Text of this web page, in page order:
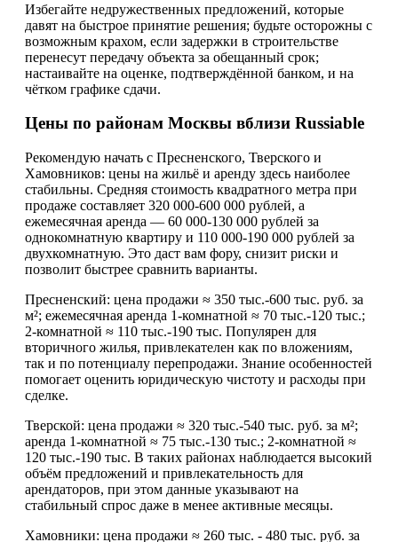
Избегайте недружественных предложений, которые
давят на быстрое принятие решения; будьте осторожны с
возможным крахом, если задержки в строительстве
перенесут передачу объекта за обещанный срок;
настаивайте на оценке, подтверждённой банком, и на
чётком графике сдачи.
Цены по районам Москвы вблизи Russiable
Рекомендую начать с Пресненского, Тверского и
Хамовников: цены на жильё и аренду здесь наиболее
стабильны. Средняя стоимость квадратного метра при
продаже составляет 320 000-600 000 рублей, а
ежемесячная аренда — 60 000-130 000 рублей за
однокомнатную квартиру и 110 000-190 000 рублей за
двухкомнатную. Это даст вам фору, снизит риски и
позволит быстрее сравнить варианты.
Пресненский: цена продажи ≈ 350 тыс.-600 тыс. руб. за
м²; ежемесячная аренда 1-комнатной ≈ 70 тыс.-120 тыс.;
2-комнатной ≈ 110 тыс.-190 тыс. Популярен для
вторичного жилья, привлекателен как по вложениям,
так и по потенциалу перепродажи. Знание особенностей
помогает оценить юридическую чистоту и расходы при
сделке.
Тверской: цена продажи ≈ 320 тыс.-540 тыс. руб. за м²;
аренда 1-комнатной ≈ 75 тыс.-130 тыс.; 2-комнатной ≈
120 тыс.-190 тыс. В таких районах наблюдается высокий
объём предложений и привлекательность для
арендаторов, при этом данные указывают на
стабильный спрос даже в менее активные месяцы.
Хамовники: цена продажи ≈ 260 тыс. - 480 тыс. руб. за